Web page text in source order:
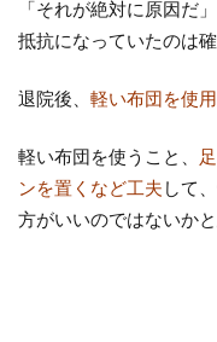
「それが絶対に原因だ
抵抗になっていたのは確
退院後、 軽い布団を使
軽い布団を使うこと、
ンを置くなど工夫 して
方がいいのではないかと